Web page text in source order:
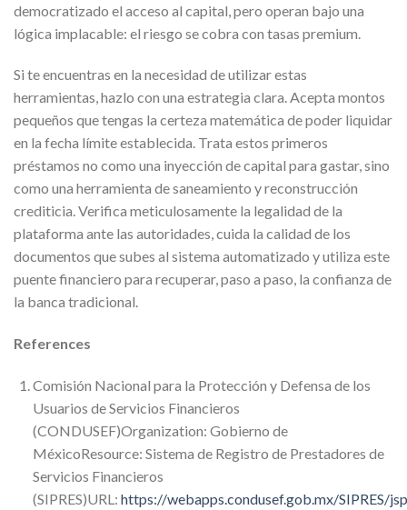
democratizado el acceso al capital, pero operan bajo una
lógica implacable: el riesgo se cobra con tasas premium.
Si te encuentras en la necesidad de utilizar estas
herramientas, hazlo con una estrategia clara. Acepta montos
pequeños que tengas la certeza matemática de poder liquidar
en la fecha límite establecida. Trata estos primeros
préstamos no como una inyección de capital para gastar, sino
como una herramienta de saneamiento y reconstrucción
crediticia. Verifica meticulosamente la legalidad de la
plataforma ante las autoridades, cuida la calidad de los
documentos que subes al sistema automatizado y utiliza este
puente financiero para recuperar, paso a paso, la confianza de
la banca tradicional.
References
Comisión Nacional para la Protección y Defensa de los
Usuarios de Servicios Financieros
(CONDUSEF)Organization: Gobierno de
MéxicoResource: Sistema de Registro de Prestadores de
Servicios Financieros
(SIPRES)URL: https://webapps.condusef.gob.mx/SIPRES/